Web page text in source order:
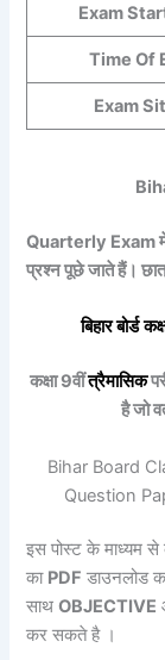
Exam
Time Of
Exam
Quarterly Exam
प्रश्न पूछे जाते हैं।
बिहार बोर्ड
कक्षा 9वींत्रैमासिक
है जो
Bihar Board
Question
इस पोस्ट के माध्यम से
का PDF डाउनलोड
साथOBJECTIVE
कर सकते है ।